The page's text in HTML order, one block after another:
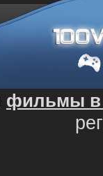
фильмы в